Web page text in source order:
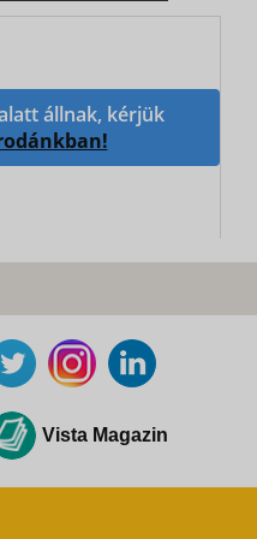
állnak, kérjük
Vista Magazin